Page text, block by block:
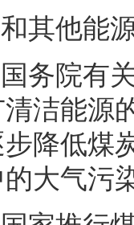
其他能
务院有
洁能源
降低煤
大气污